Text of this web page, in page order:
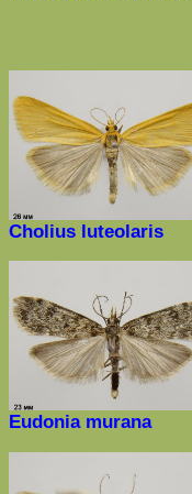
Cholius luteolaris
Eudonia murana